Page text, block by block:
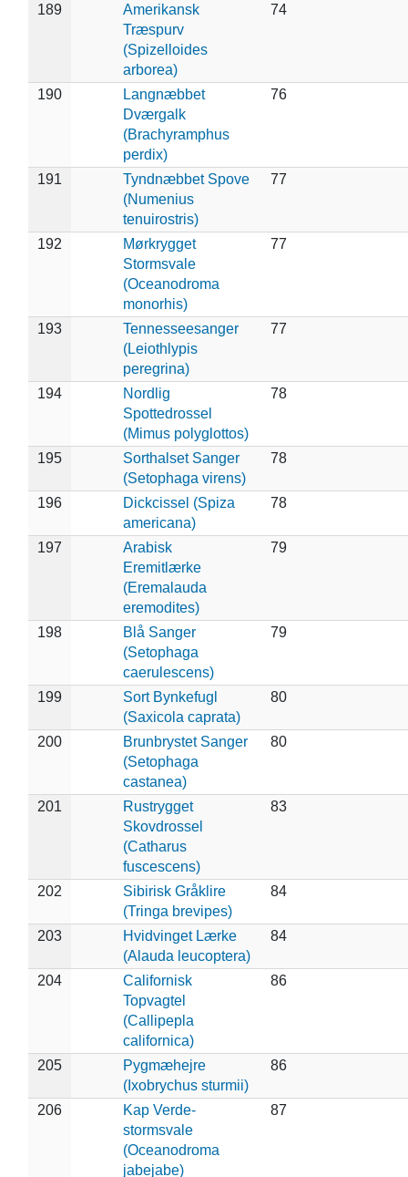
189
Amerikansk
Træspurv
(Spizelloides
arborea)
74
190
Langnæbbet
Dværgalk
(Brachyramphus
perdix)
76
191
Tyndnæbbet Spove
(Numenius
tenuirostris)
77
192
Mørkrygget
Stormsvale
(Oceanodroma
monorhis)
77
193
Tennesseesanger
(Leiothlypis
peregrina)
77
194
Nordlig
Spottedrossel
(Mimus polyglottos)
78
195
Sorthalset Sanger
(Setophaga virens)
78
196
Dickcissel (Spiza
americana)
78
197
Arabisk
Eremitlærke
(Eremalauda
eremodites)
79
198
Blå Sanger
(Setophaga
caerulescens)
79
199
Sort Bynkefugl
(Saxicola caprata)
80
200
Brunbrystet Sanger
(Setophaga
castanea)
80
201
Rustrygget
Skovdrossel
(Catharus
fuscescens)
83
202
Sibirisk Gråklire
(Tringa brevipes)
84
203
Hvidvinget Lærke
(Alauda leucoptera)
84
204
Californisk
Topvagtel
(Callipepla
californica)
86
205
Pygmæhejre
(Ixobrychus sturmii)
86
206
Kap Verde-
stormsvale
(Oceanodroma
jabejabe)
87